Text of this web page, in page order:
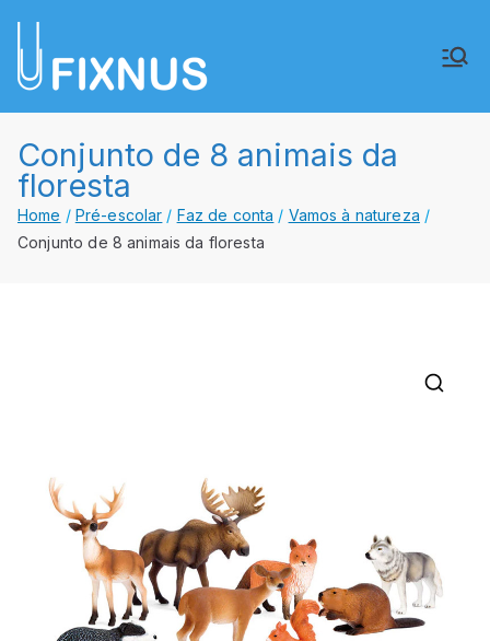
para
Lda.
Conjunto de 8 animais da
floresta
Home Pré-escolar Faz de conta
Vamos à natureza
Conjunto de 8 animais da floresta